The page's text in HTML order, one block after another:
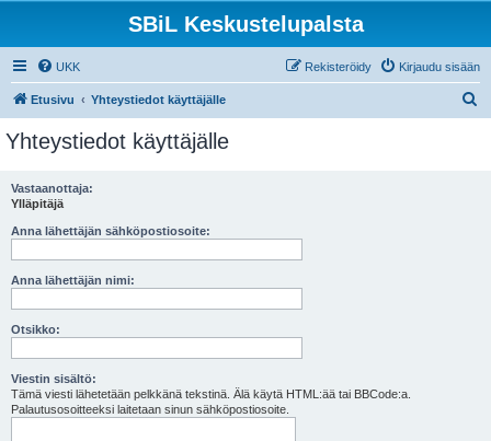
SBiL Keskustelupalsta
UKK Kirjaudu sisään
Rekisteröidy
Etusivu Yhteystiedot käyttäjälle
Yhteystiedot käyttäjälle
Vastaanottaja:
Ylläpitäjä
Anna lähettäjän sähköpostiosoite:
Anna lähettäjän nimi:
Otsikko:
Viestin sisältö:
Tämä viesti lähetetään pelkkänä tekstinä. Älä käytä HTML:ää tai BBCode:a.
Palautusosoitteeksi laitetaan sinun sähköpostiosoite.